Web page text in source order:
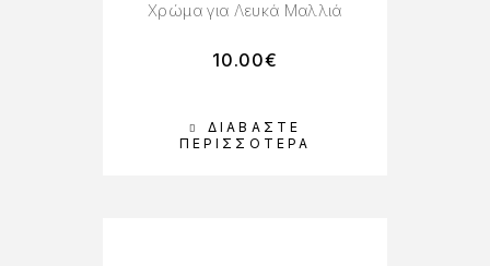
ΔΙΑΒΆΣΤΕ
ΠΕΡΙΣΣΌΤΕΡΑ
Χρώμα για Λευκά Μαλλιά
10.00€